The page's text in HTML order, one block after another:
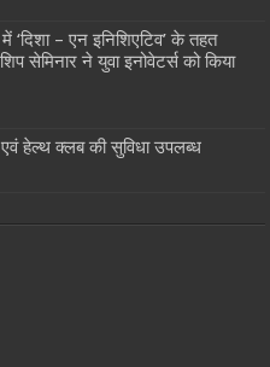
‘दिशा – एन इनिशिएटिव’ के तहत
सेमिनार ने युवा इनोवेटर्स को किया
हेल्थ क्लब की सुविधा उपलब्ध